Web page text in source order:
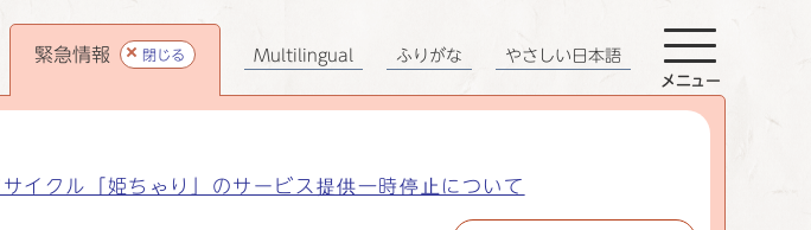
緊急情報 閉じる
イクル「姫ちゃり」のサービス提供一時停止について
Multilingual ふりがな やさしい日本語
メニュー